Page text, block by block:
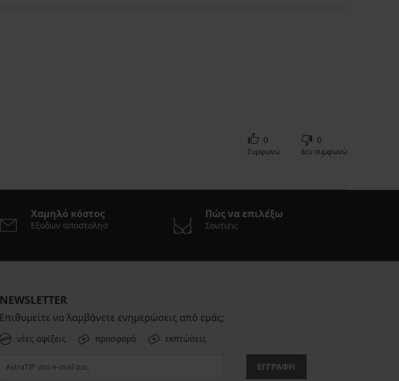
0
Συμφωνώ
0
Δεν συμφωνώ
Χαμηλό κόστος
Εξοδων αποστολησ
Πώς να επιλέξω
Σουτιεν;
NEWSLETTER
Επιθυμείτε να λαμβάνετε ενημερώσεις από εμάς;
νέες αφίξεις προσφορά εκπτώσεις
ΕΓΓΡΑΦΗ